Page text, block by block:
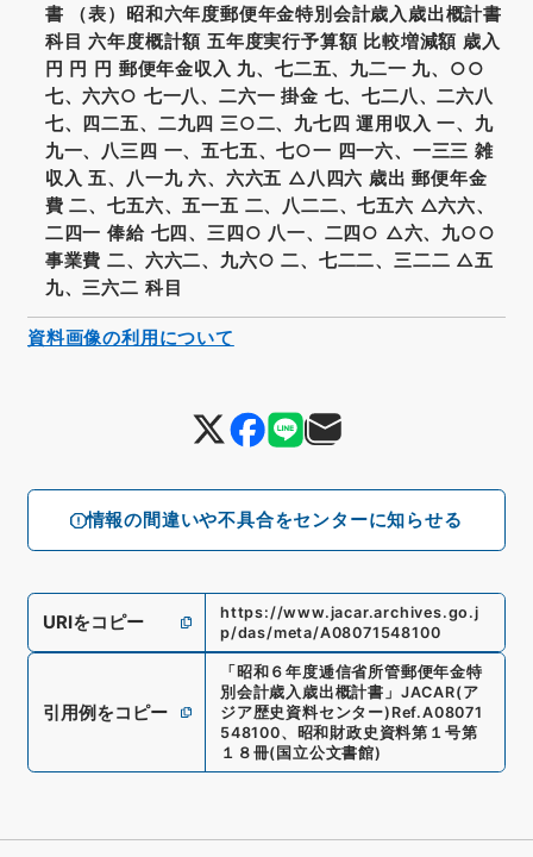
情報の間違いや不具合をセンターに知らせる
書 （表）昭和六年度郵便年金特別会計歳入歳出概計書
科目 六年度概計額 五年度実行予算額 比較増減額 歳入
円 円 円 郵便年金収入 九、七二五、九二一 九、○○
七、六六○ 七一八、二六一 掛金 七、七二八、二六八
七、四二五、二九四 三○二、九七四 運用収入 一、九
九一、八三四 一、五七五、七○一 四一六、一三三 雑
収入 五、八一九 六、六六五 △八四六 歳出 郵便年金
費 二、七五六、五一五 二、八二二、七五六 △六六、
二四一 俸給 七四、三四○ 八一、二四○ △六、九○○
事業費 二、六六二、九六○ 二、七二二、三二二 △五
九、三六二 科目
URIをコピー
https://www.jacar.archives.go.j
p/das/meta/A08071548100
引用例をコピー
「 昭和６年度逓信省所管郵便年金特
別会計歳入歳出概計書 」 JACAR(ア
ジア歴史資料センター) Ref.A08071
548100、 昭和財政史資料第１号第
１８冊( 国立公文書館)
資料画像の利用について